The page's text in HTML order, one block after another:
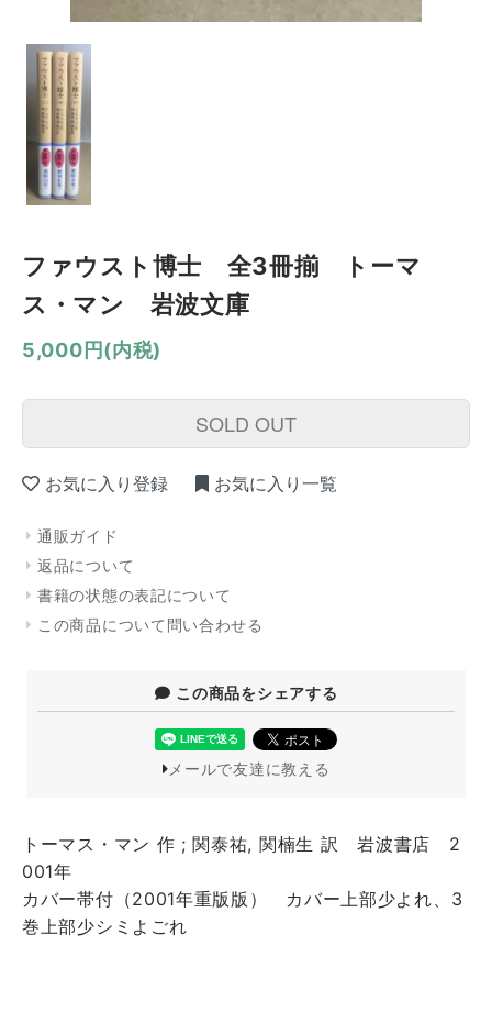
ファウスト博士 全3冊揃 トーマ
ス・マン 岩波文庫
5,000円(内税)
SOLD OUT
お気に入り登録 お気に入り一覧
通販ガイド
返品について
書籍の状態の表記について
この商品について問い合わせる
この商品をシェアする
メールで友達に教える
トーマス・マン 作 ; 関泰祐, 関楠生 訳 岩波書店 2
001年
カバー帯付（2001年重版版） カバー上部少よれ、3
巻上部少シミよごれ